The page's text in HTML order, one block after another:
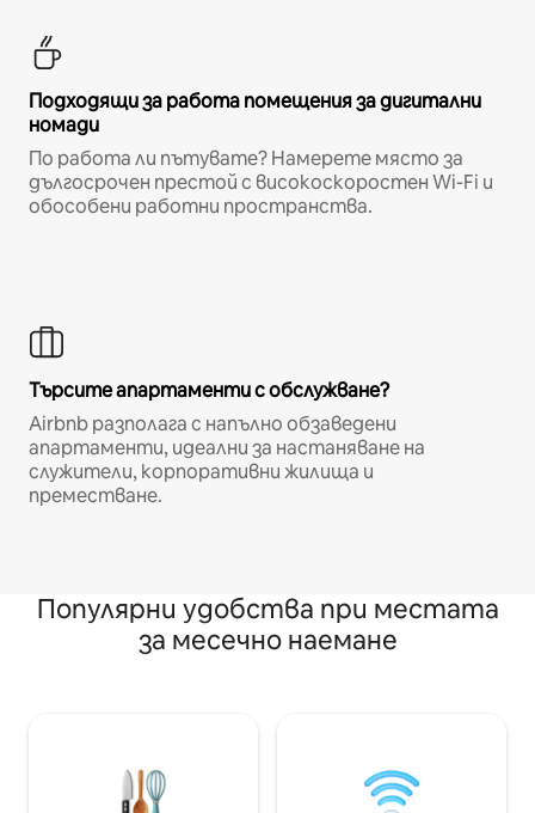
Подходящи за работа помещения за дигитални
номади
По работа ли пътувате? Намерете място за
дългосрочен престой с високоскоростен Wi-Fi и
обособени работни пространства.
Търсите апартаменти с обслужване?
Airbnb разполага с напълно обзаведени
апартаменти, идеални за настаняване на
служители, корпоративни жилища и
преместване.
Популярни удобства при местата
за месечно наемане